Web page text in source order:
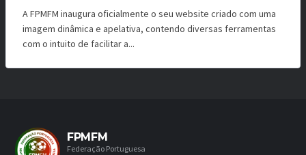
A FPMFM inaugura oficialmente o seu website criado com uma
imagem dinâmica e apelativa, contendo diversas ferramentas
com o intuito de facilitar a...
FPMFM
Federação Portuguesa